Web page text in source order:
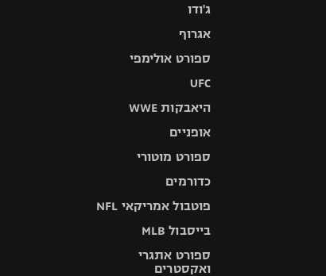
ג'ודו
אגרוף
ספורט אולימפי
UFC
היאבקות WWE
אופניים
ספורט מוטורי
כדורמים
פוטבול אמריקאי NFL
בייסבול MLB
ספורט אתגרי
ואקסטרים